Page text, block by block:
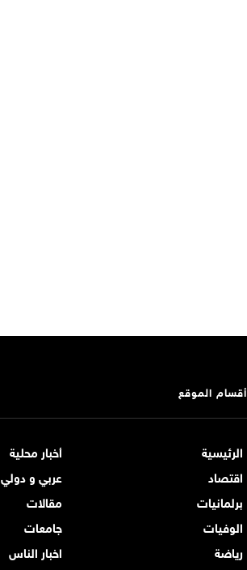
أقسام الموقع
الرئيسية
أخبار محلية
اقتصاد
عربي و دولي
برلمانيات
مقالات
الوفيات
جامعات
رياضة
اخبار الناس